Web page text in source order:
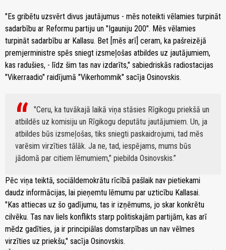
"Es gribētu uzsvērt divus jautājumus - mēs noteikti vēlamies turpināt
sadarbību ar Reformu partiju un "Igauniju 200". Mēs vēlamies
turpināt sadarbību ar Kallasu. Bet [mēs arī] ceram, ka pašreizējā
premjerministre spēs sniegt izsmeļošas atbildes uz jautājumiem,
kas radušies, - līdz šim tas nav izdarīts," sabiedriskās radiostacijas
"Vikerraadio" raidījumā "Vikerhommik" sacīja Osinovskis.
"Ceru, ka tuvākajā laikā viņa stāsies Rīgikogu priekšā un
atbildēs uz komisiju un Rīgikogu deputātu jautājumiem. Un, ja
atbildes būs izsmeļošas, tiks sniegti paskaidrojumi, tad mēs
varēsim virzīties tālāk. Ja ne, tad, iespējams, mums būs
jādomā par citiem lēmumiem," piebilda Osinovskis.
Pēc viņa teiktā, sociāldemokrātu rīcībā pašlaik nav pietiekami
daudz informācijas, lai pieņemtu lēmumu par uzticību Kallasai.
"Kas attiecas uz šo gadījumu, tas ir izņēmums, jo skar konkrētu
cilvēku. Tas nav liels konflikts starp politiskajām partijām, kas arī
mēdz gadīties, ja ir principiālas domstarpības un nav vēlmes
virzīties uz priekšu," sacīja Osinovskis.